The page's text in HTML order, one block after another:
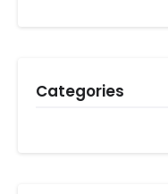
Categories